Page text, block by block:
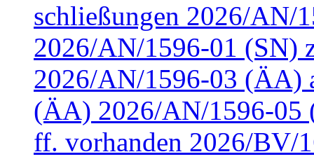
schließungen 2026/AN/
2026/AN/1596-01 (SN)
2026/AN/1596-03 (ÄA)
(ÄA) 2026/AN/1596-05
ff. vorhanden 2026/BV/